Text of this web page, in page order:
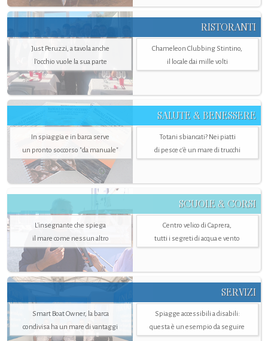
RISTORANTI
Just Peruzzi, a tavola anche
l’occhio vuole la sua parte
Chameleon Clubbing Stintino,
il locale dai mille volti
SALUTE & BENESSERE
In spiaggia e in barca serve
un pronto soccorso "da manuale"
Totani sbiancati? Nei piatti
di pesce c'è un mare di trucchi
SCUOLE & CORSI
L'insegnante che spiega
il mare come nessun altro
Centro velico di Caprera,
tutti i segreti di acqua e vento
SERVIZI
Smart Boat Owner, la barca
condivisa ha un mare di vantaggi
Spiagge accessibili a disabili:
questa è un esempio da seguire